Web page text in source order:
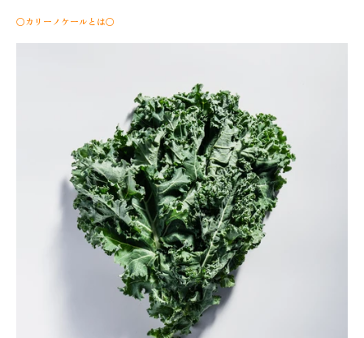
〇カリーノケールとは〇